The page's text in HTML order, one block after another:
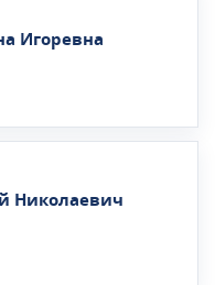
Игоревна
Николаевич